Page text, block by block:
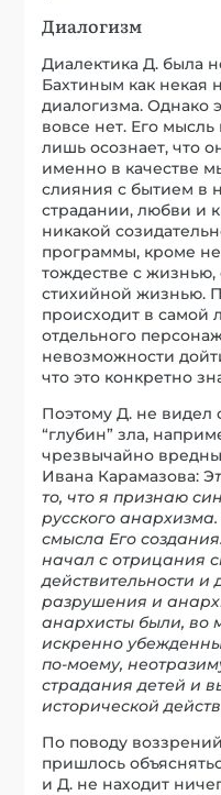
Диалогизм
Диалектика Д. была
Бахтиным как некая
диалогизма. Однако
вовсе нет. Его
лишь осознает, что
именно в качестве
слияния с бытием в
страдании, любви и
никакой
программы, кроме
тождестве с
стихийной жизнью.
происходит в самой
отдельного
невозможности
что это конкретно
Поэтому Д. не видел
“глубин” зла,
чрезвычайно
Ивана Карамазова: Э
то, что я признаю
русского
смысла Его
начал с отрицания
действительности
разрушения и
анархисты были, во
искренно
по-моему,
страдания детей и
исторической
По поводу
пришлось
и Д. не находит